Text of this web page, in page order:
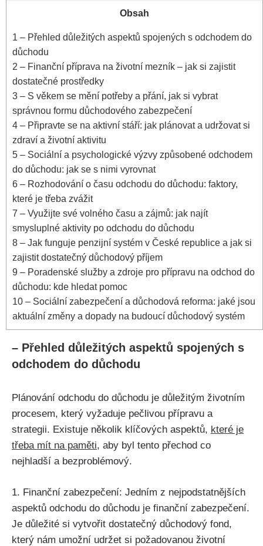
Obsah
1 – Přehled důležitých aspektů spojených s odchodem do
důchodu
2 – Finanční příprava na životní mezník – jak si zajistit
dostatečné prostředky
3 – S věkem se mění potřeby a přání, jak si vybrat
správnou formu důchodového zabezpečení
4 – Připravte se na aktivní stáří: jak plánovat a udržovat si
zdraví a životní aktivitu
5 – Sociální a psychologické výzvy způsobené odchodem
do důchodu: jak se s nimi vyrovnat
6 – Rozhodování o času odchodu do důchodu: faktory,
které je třeba zvážit
7 – Využijte své volného času a zájmů: jak najít
smysluplné aktivity po odchodu do důchodu
8 – Jak funguje penzijní systém v České republice a jak si
zajistit dostatečný důchodový příjem
9 – Poradenské služby a zdroje pro přípravu na odchod do
důchodu: kde hledat pomoc
10 – Sociální zabezpečení a důchodová reforma: jaké jsou
aktuální změny a dopady na budoucí důchodový systém
– Přehled důležitých aspektů spojených s
odchodem do důchodu
Plánování odchodu do důchodu je důležitým životním
procesem, který vyžaduje pečlivou přípravu a
strategii. Existuje několik klíčových aspektů, které je
třeba mít na paměti, aby byl tento přechod co
nejhladší a bezproblémový.
1. Finanční zabezpečení: Jedním z nejpodstatnějších
aspektů odchodu do důchodu je finanční zabezpečení.
Je důležité si vytvořit dostatečný důchodový fond,
který nám umožní udržet si požadovanou životní